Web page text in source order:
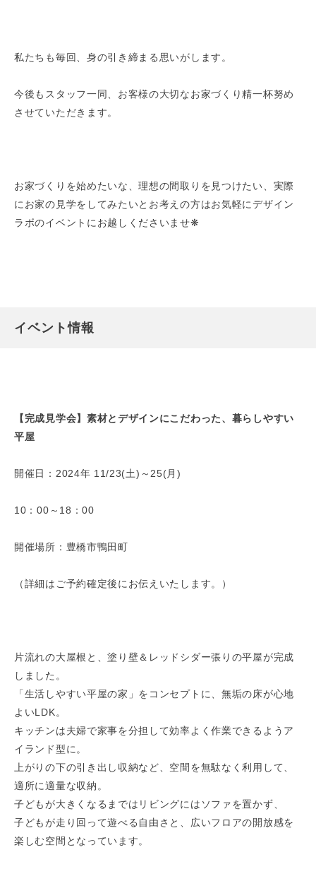
私たちも毎回、身の引き締まる思いがします。
今後もスタッフ一同、お客様の大切なお家づくり精一杯努め
させていただきます。
お家づくりを始めたいな、理想の間取りを見つけたい、実際
にお家の見学をしてみたいとお考えの方はお気軽にデザイン
ラボのイベントにお越しくださいませ❋
イベント情報
【完成見学会】素材とデザインにこだわった、暮らしやすい
平屋
開催日：2024年 11/23(土)～25(月)
10：00～18：00
開催場所：豊橋市鴨田町
（詳細はご予約確定後にお伝えいたします。）
片流れの大屋根と、塗り壁＆レッドシダー張りの平屋が完成
しました。
「生活しやすい平屋の家」をコンセプトに、無垢の床が心地
よいLDK。
キッチンは夫婦で家事を分担して効率よく作業できるようア
イランド型に。
上がりの下の引き出し収納など、空間を無駄なく利用して、
適所に適量な収納。
子どもが大きくなるまではリビングにはソファを置かず、
子どもが走り回って遊べる自由さと、広いフロアの開放感を
楽しむ空間となっています。